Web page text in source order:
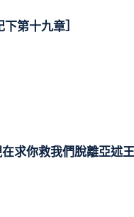
第十九章］
求你救我們脫離亞述